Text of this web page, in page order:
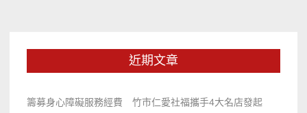
近期文章
籌募身心障礙服務經費 竹市仁愛社福攜手4大名店發起